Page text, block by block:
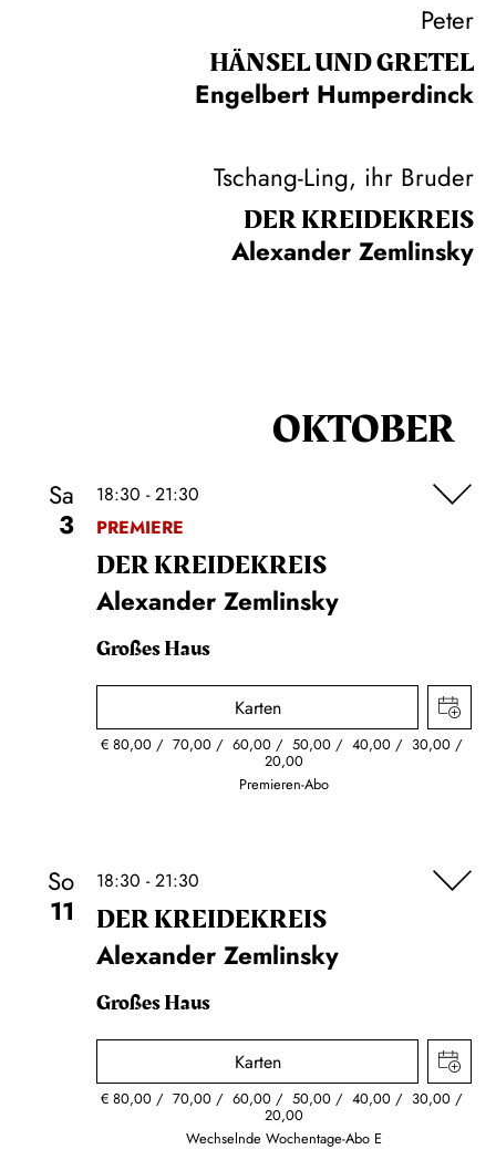
Peter
HÄNSEL UND GRETEL
Engelbert Humperdinck
Tschang-Ling, ihr Bruder
DER KREIDE­KREIS
Alexander Zemlinsky
OKTOBER
Sa
3
18:30 - 21:30
PREMIERE
DER KREIDE­KREIS
Alexander Zemlinsky
Großes Haus
Karten
€80,00 70,00 60,00 50,00 40,00 30,00
20,00
Premieren-Abo
So
11
18:30 - 21:30
DER KREIDE­KREIS
Alexander Zemlinsky
Großes Haus
Karten
€80,00 70,00 60,00 50,00 40,00 30,00
20,00
Wechselnde Wochentage-Abo E